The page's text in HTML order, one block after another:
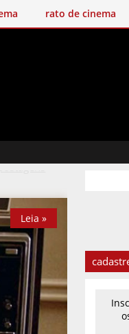
rato de cinema
Leia »